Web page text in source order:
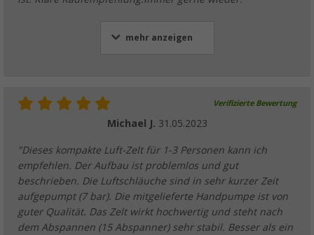
mehr anzeigen
Verifizierte Bewertung
Michael J. 31.05.2023
"Dieses kompakte Luft-Zelt für 1-3 Personen kann ich
empfehlen. Der Aufbau ist problemlos und gut
beschrieben. Die Luftschläuche sind in sehr kurzer Zeit
aufgepumpt (7 bar). Die mitgelieferte Handpumpe ist von
guter Qualität. Das Zelt wirkt hochwertig und steht nach
dem Abspannen (15 Abspanner) sehr stabil. Besser als ein